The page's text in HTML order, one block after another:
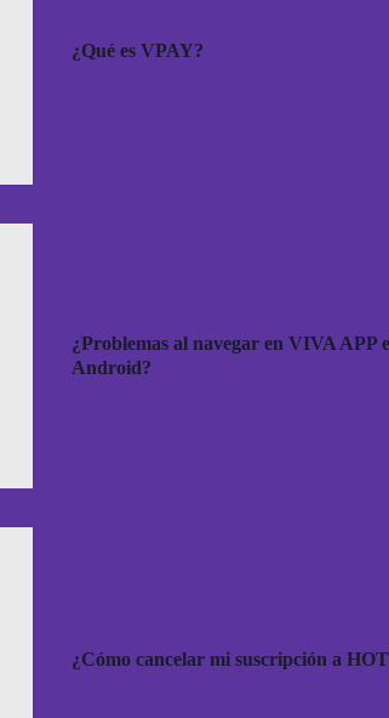
¿Qué es VPAY?
¿Problemas al navegar en VIVA APP
Android?
¿Cómo cancelar mi suscripción a